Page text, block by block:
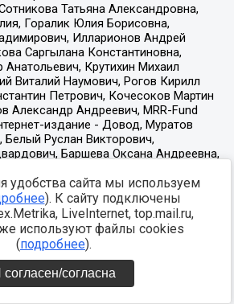
сайта мы используем
). К сайту подключены
LiveInternet, top.mail.ru,
используют файлы cookies
(подробнее).
согласен/согласна